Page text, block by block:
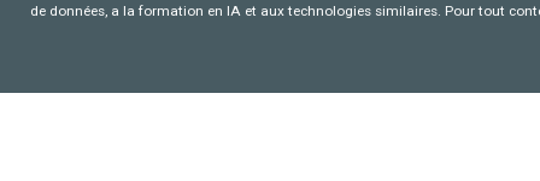
de données, a la formation en IA et aux technologies similaires. Pour tout